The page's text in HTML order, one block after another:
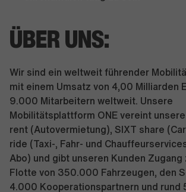
ÜBER UNS:
Wir sind ein weltweit führender
mit einem Umsatz von 4,00 Milliarden
9.000 Mitarbeitern weltweit. Unsere
Mobilitätsplattform ONE vereint
rent (Autovermietung), SIXT share
ride (Taxi-, Fahr- und
Abo) und gibt unseren Kunden Zugang
Flotte von 350.000 Fahrzeugen, den
4.000 Kooperationspartnern und rund